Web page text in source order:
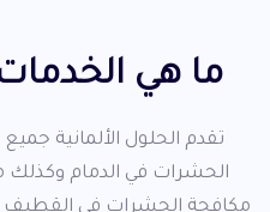
ما هي
تقدم الحلول الألمانية
الحشرات في الدمام وكذلك